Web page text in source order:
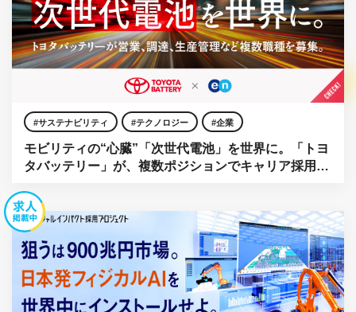
サステナビリティ テクノロジー 企業
モビリティの“心臓”「次世代電池」を世界に。「トヨ
タバッテリー」が、複数ポジションでキャリア採用を